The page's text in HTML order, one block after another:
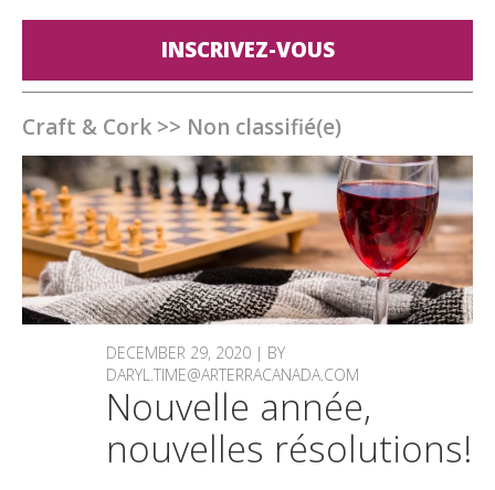
INSCRIVEZ-VOUS
Craft & Cork >> Non classifié(e)
DECEMBER 29, 2020 | BY
DARYL.TIME@ARTERRACANADA.COM
Nouvelle année,
nouvelles résolutions!